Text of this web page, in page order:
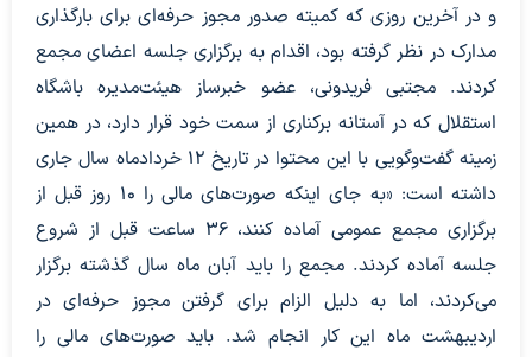
و در آخرین روزی که کمیته صدور مجوز حرفه‌ای برای بارگذاری
مدارک در نظر گرفته بود، اقدام به برگزاری جلسه اعضای مجمع
کردند. مجتبی فریدونی، عضو خبرساز هیئت‌مدیره باشگاه
استقلال که در آستانه برکناری از سمت خود قرار دارد، در همین
زمینه گفت‌وگویی با این محتوا در تاریخ ۱۲ خردادماه سال جاری
داشته است: «به جای اینکه صورت‌های مالی را ۱۰ روز قبل از
برگزاری مجمع عمومی آماده کنند، ۳۶ ساعت قبل از شروع
جلسه آماده کردند. مجمع را باید آبان ماه سال گذشته برگزار
می‌کردند، اما به دلیل الزام برای گرفتن مجوز حرفه‌ای در
اردیبهشت ماه این کار انجام شد. باید صورت‌های مالی را